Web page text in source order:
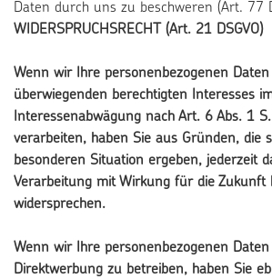
Daten durch uns zu beschweren (Art. 77
WIDERSPRUCHSRECHT (Art. 21 DSGVO)
Wenn wir Ihre personenbezogenen
überwiegenden berechtigten Interesses
Interessenabwägung nach Art. 6 Abs. 1
verarbeiten, haben Sie aus Gründen, die
besonderen Situation ergeben, jederzeit
Verarbeitung mit Wirkung für die Zukunft
widersprechen.
Wenn wir Ihre personenbezogenen
Direktwerbung zu betreiben, haben Sie